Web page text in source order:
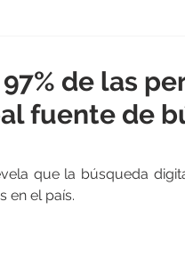
de las
fuente de
que la búsqueda
en el país.